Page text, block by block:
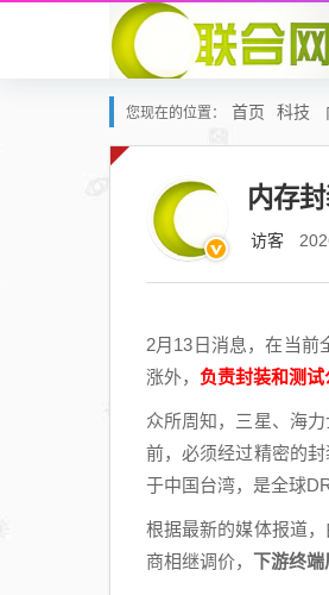
您现在的位置： 首页 科技
内存
访客
2月13日消息，在当前
涨外， 负责封装和测试
众所周知，三星、海
前，必须经过精密的封
于中国台湾，是全球
根据最新的媒体报道，
商相继调价， 下游终端